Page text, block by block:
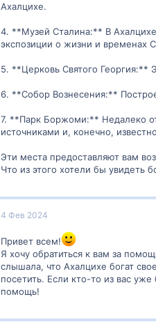
Ахалцихе.
4. **Музей Сталина:** В
экспозиции о жизни и временах
5. **Церковь Святого Георгия:**
6. **Собор Вознесения:**
7. **Парк Боржоми:** Недалеко
источниками и, конечно,
Эти места предоставляют вам
Что из этого хотели бы увидеть
4 Фев 2024
Привет всем!
Я хочу обратиться к вам за
слышала, что Ахалцихе богат
посетить. Если кто-то из вас
помощь!